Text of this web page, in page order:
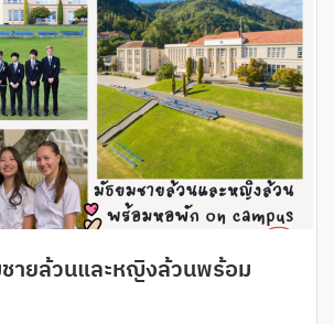
ชายล้วนและหญิงล้วนพร้อม